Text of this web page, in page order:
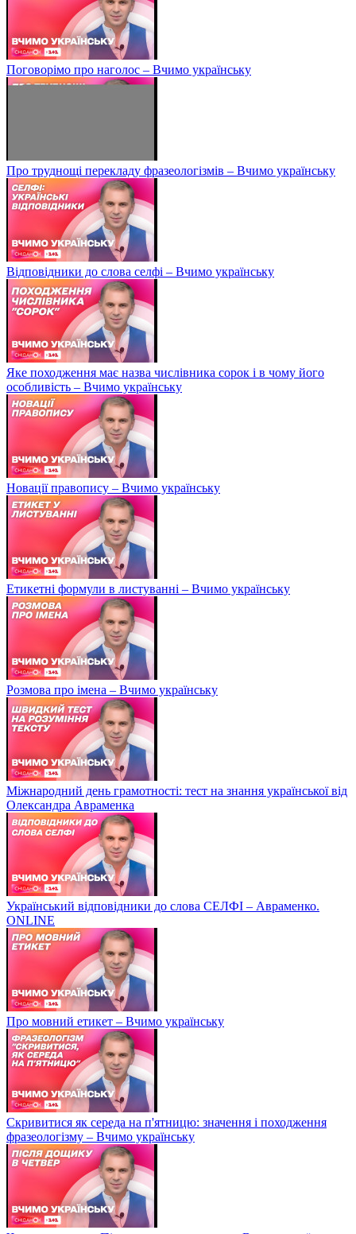
Поговорімо про наголос – Вчимо українську
Про труднощі перекладу фразеологізмів – Вчимо українську
Відповідники до слова селфі – Вчимо українську
Яке походження має назва числівника сорок і в чому його
особливість – Вчимо українську
Новації правопису – Вчимо українську
Етикетні формули в листуванні – Вчимо українську
Розмова про імена – Вчимо українську
Міжнародний день грамотності: тест на знання української від
Олександра Авраменка
Український відповідники до слова СЕЛФІ – Авраменко.
ONLINE
Про мовний етикет – Вчимо українську
Скривитися як середа на п'ятницю: значення і походження
фразеологізму – Вчимо українську